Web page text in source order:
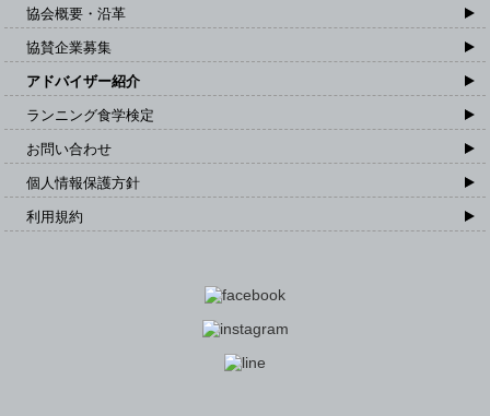
協会概要・沿革
協賛企業募集
アドバイザー紹介
ランニング食学検定
お問い合わせ
個人情報保護方針
利用規約